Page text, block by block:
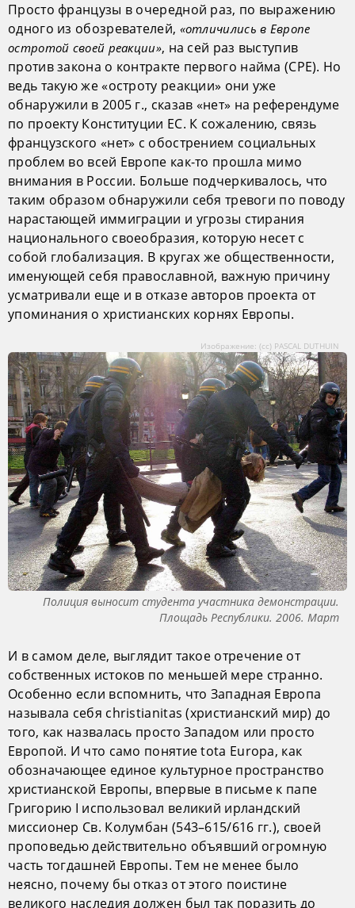
Просто французы в очередной раз, по выражению
одного из обозревателей, «отличились в Европе
остротой своей реакции», на сей раз выступив
против закона о контракте первого найма (СРЕ). Но
ведь такую же «остроту реакции» они уже
обнаружили в 2005 г., сказав «нет» на референдуме
по проекту Конституции ЕС. К сожалению, связь
французского «нет» с обострением социальных
проблем во всей Европе как-то прошла мимо
внимания в России. Больше подчеркивалось, что
таким образом обнаружили себя тревоги по поводу
нарастающей иммиграции и угрозы стирания
национального своеобразия, которую несет с
собой глобализация. В кругах же общественности,
именующей себя православной, важную причину
усматривали еще и в отказе авторов проекта от
упоминания о христианских корнях Европы.
Изображение: (сс) PASCAL DUTHUIN
Полиция выносит студента участника демонстрации.
Площадь Республики. 2006. Март
И в самом деле, выглядит такое отречение от
собственных истоков по меньшей мере странно.
Особенно если вспомнить, что Западная Европа
называла себя christianitas (христианский мир) до
того, как назвалась просто Западом или просто
Европой. И что само понятие tota Europa, как
обозначающее единое культурное пространство
христианской Европы, впервые в письме к папе
Григорию I использовал великий ирландский
миссионер Св. Колумбан (543–615/616 гг.), своей
проповедью действительно объявший огромную
часть тогдашней Европы. Тем не менее было
неясно, почему бы отказ от этого поистине
великого наследия должен был так поразить до